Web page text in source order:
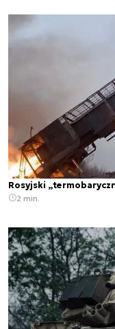
Rosyjski
2 min.